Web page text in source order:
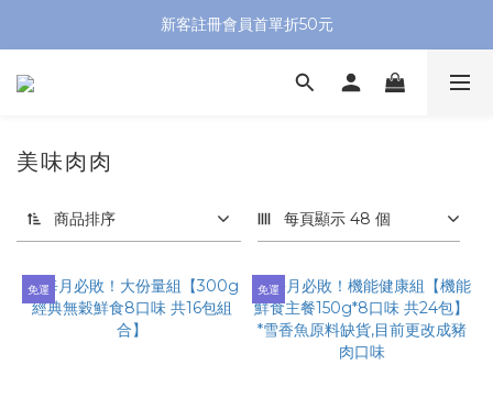
新客註冊會員首單折50元
美味肉肉
商品排序 每頁顯示 48 個
免運 免運